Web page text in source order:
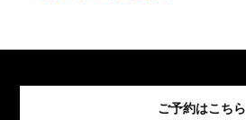
ご予約はこちら